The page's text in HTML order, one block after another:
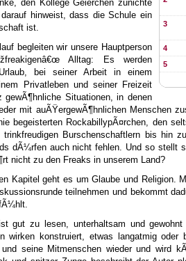
3
4
5
den Kollege Geierchen zunichte
hinweist, dass die Schule ein
ist.
begleiten wir unsere Hauptperson
Alltag: Es werden
bei seiner Arbeit in einem
Privatleben und seiner Freizeit
gewÃ¶hnliche Situationen, in denen
mit auÃŸergewÃ¶hnlichen Menschen
begeisterten RockabillypÃ¤rchen, den
trinkfreudigen Burschenschaftlern bis hin
dÃ¼rfen auch nicht fehlen. Und so stellt
nicht zu den Freaks in unserem Land?
Kapitel geht es um Glaube und Religion.
teilnehmen und bekommt
gut zu lesen, unterhaltsam und gewohnt
wirken konstruiert, etwas langatmig oder
seine Mitmenschen wieder und wird